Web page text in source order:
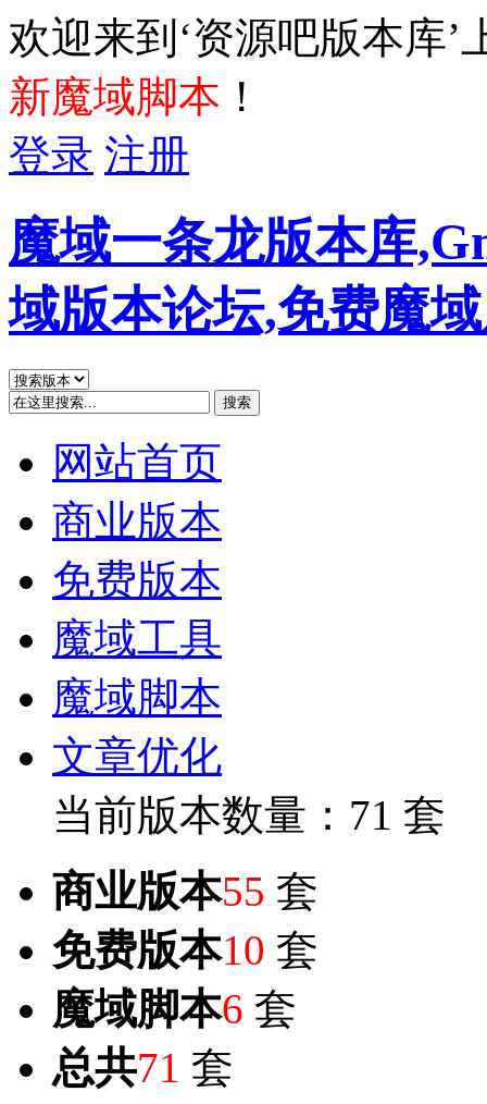
欢迎来到‘资源吧版本库
新魔域脚本 ！
登录 注册
魔域一条龙版本库
域版本论坛,免费魔
搜索
网站首页
商业版本
免费版本
魔域工具
魔域脚本
文章优化
当前版本数量：71 套
商业版本55 套
免费版本10 套
魔域脚本6 套
总共71 套